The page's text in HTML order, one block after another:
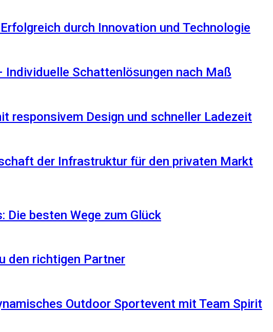
durch Innovation und Technologie
Individuelle Schattenlösungen nach Maß
responsivem Design und schneller Ladezeit
der Infrastruktur für den privaten Markt
Die besten Wege zum Glück
den richtigen Partner
Outdoor Sportevent mit Team Spirit